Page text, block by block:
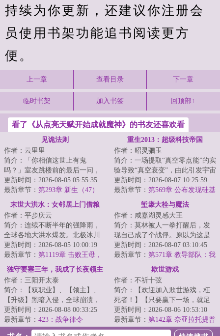
持续为你更新，还建议你注册会
员使用书架功能追书阅读更方
便。
上一章 查看目录 下一章
临时书架 加入书签 回顶部↑
看了《从点亮天赋开始成就魔神》的书友还喜欢看
见诡法则
作者：云里里
简介：「你相信这世上有鬼
吗？」室友跳楼前的最后一问，
让鹿今朝被迫卷入一场无法言说
的恐怖循环。染血的...
更新时间：2026-08-05 05:55:35
最新章节： 第293章 新生（47）
重生2013：超级科技帝国
作者：昭灵驷玉
简介：一场提取“真空零点能”的实
验导致“真空衰变”，由此引发宇宙
级灾难，陆安作为人类唯一的幸
存者穿...
更新时间：2026-08-07 10:25:59
最新章节： 第569章 公布发现硅基
生命，轰动全人类
末世大洪水：女邻居上门借粮
作者：平步庆云
简介：连续不断半年的强降雨，
全球各地大洪水爆发。北极冰川
融化，海平面上涨，海水倒灌江
河。冰封的远古...
更新时间：2026-08-05 10:00:19
最新章节： 第1119章 击败王母，
收复昆仑
堑壕大栓与魔法
作者：咸嘉湖灵感大王
简介：莫林被人一拳打醒后，发
现自己成了个战俘。原以为这是
个类似一战爆发前夜的世界，却
发现实际情况比...
更新时间：2026-08-07 03:10:45
最新章节： 第571章 教导部队：我
独守要塞三年，我成了长夜领主
作者：三阳开太泰
简介：【双职业】、【领主】、
【升级】黑暗入侵，全球崩溃，
暗幕席卷光明，魔物吞噬人类。
林修作为一个外...
更新时间：2026-08-08 00:33:25
最新章节： 423：战争律令
欺世游戏
作者：不祈十弦
简介：【欢迎加入欺世游戏，枉
死者！】【只要赢下一场，就足
以篡改已死的历史，死而复
生！】“赢下一场？...
更新时间：2026-08-06 10:53:10
最新章节： 第142章 奈亚拉托提普
有个提议